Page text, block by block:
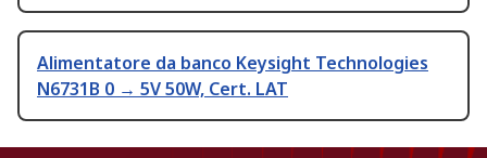
Alimentatore da banco Keysight Technologies
N6731B 0 → 5V 50W, Cert. LAT